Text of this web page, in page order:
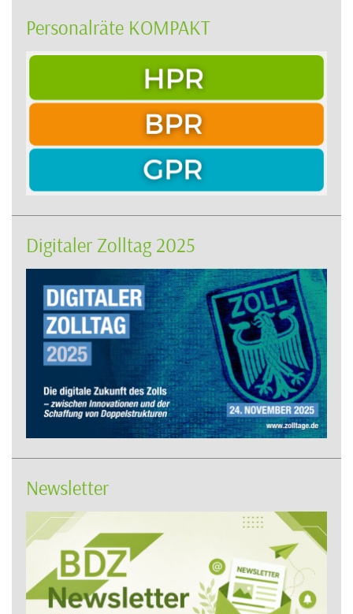
Personalräte KOMPAKT
Digitaler Zolltag 2025
Newsletter